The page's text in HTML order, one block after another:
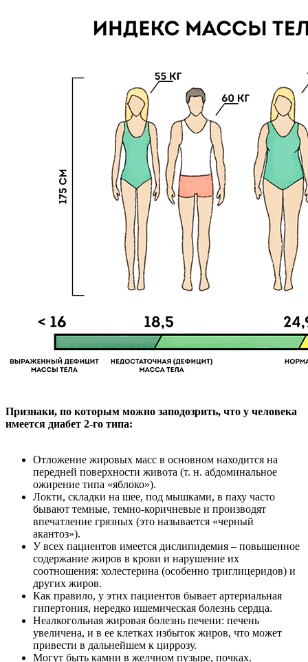
Признаки, по которым можно заподозрить, что у человека
имеется диабет 2-го типа:
Отложение жировых масс в основном находится на
передней поверхности живота (т. н. абдоминальное
ожирение типа «яблоко»).
Локти, складки на шее, под мышками, в паху часто
бывают темные, темно-коричневые и производят
впечатление грязных (это называется «черный
акантоз»).
У всех пациентов имеется дислипидемия – повышенное
содержание жиров в крови и нарушение их
соотношения: холестерина (особенно триглицеридов) и
других жиров.
Как правило, у этих пациентов бывает артериальная
гипертония, нередко ишемическая болезнь сердца.
Неалкогольная жировая болезнь печени: печень
увеличена, и в ее клетках избыток жиров, что может
привести в дальнейшем к циррозу.
Могут быть камни в желчном пузыре, почках.